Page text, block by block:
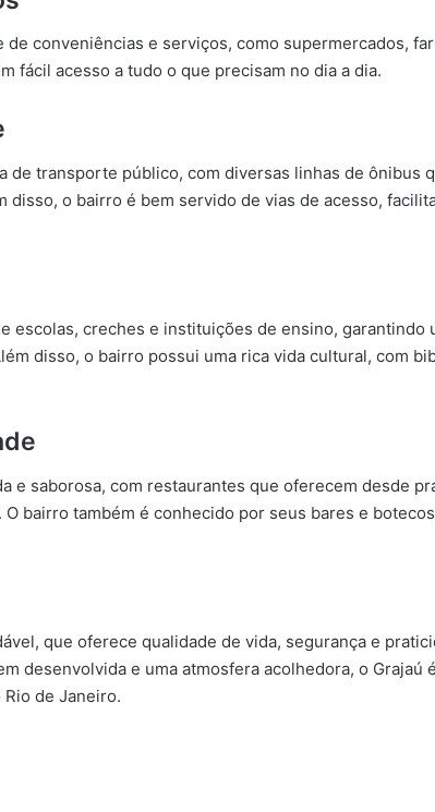
de conveniências e serviços, como supermercados,
fácil acesso a tudo o que precisam no dia a dia.
de transporte público, com diversas linhas de ônibus
disso, o bairro é bem servido de vias de acesso,
escolas, creches e instituições de ensino, garantindo
disso, o bairro possui uma rica vida cultural, com
e saborosa, com restaurantes que oferecem desde
bairro também é conhecido por seus bares e
que oferece qualidade de vida, segurança e
desenvolvida e uma atmosfera acolhedora, o Grajaú
de Janeiro.